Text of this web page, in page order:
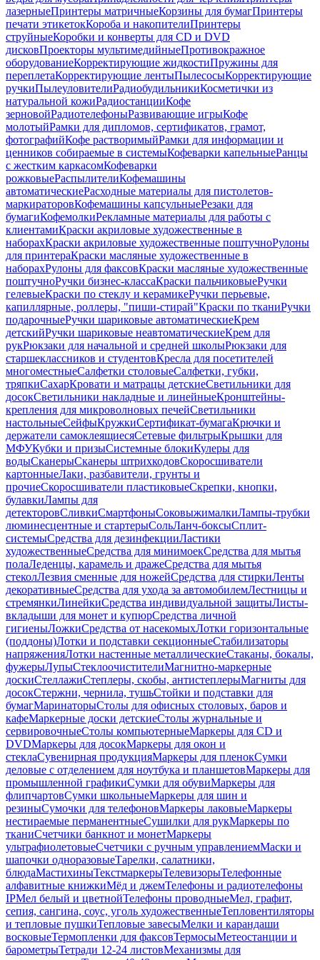
лазерныеПринтеры матричныеКорзины для бумагПринтеры
печати этикетокКороба и накопителиПринтеры
струйныеКоробки и конверты для CD и DVD
дисковПроекторы мультимедийныеПротивокражное
оборудованиеКорректирующие жидкостиПружины для
переплетаКорректирующие лентыПылесосыКорректирующие
ручкиПылеуловителиРадиобудильникиКосметички из
натуральной кожиРадиостанцииКофе
зерновойРадиотелефоныРазвивающие игрыКофе
молотыйРамки для дипломов, сертификатов, грамот,
фотографийКофе растворимыйРамки для информации и
ценников собираемые в системыКофеварки капельныеРанцы
с жестким каркасомКофеварки
рожковыеРаспылителиКофемашины
автоматическиеРасходные материалы для пистолетов-
маркираторовКофемашины капсульныеРезаки для
бумагиКофемолкиРекламные материалы для работы с
клиентамиКраски акриловые художественные в
наборахКраски акриловые художественные поштучноРулоны
для принтераКраски масляные художественные в
наборахРулоны для факсовКраски масляные художественные
поштучноРучки бизнес-классаКраски пальчиковыеРучки
гелевыеКраски по стеклу и керамикеРучки перьевые,
капиллярные, роллеры, "пиши-стирай"Краски по тканиРучки
подарочныеРучки шариковые автоматическиеКрем
детскийРучки шариковые неавтоматическиеКрем для
рукРюкзаки для начальной и средней школыРюкзаки для
старшеклассников и студентовКресла для посетителей
многоместныеСалфетки столовыеСалфетки, губки,
тряпкиСахарКровати и матрацы детскиеСветильники для
досокСветильники накладные и линейныеКронштейны-
крепления для микроволновых печейСветильники
настольныеСейфыКружкиСертификат-бумагаКрючки и
держатели самоклеящиесяСетевые фильтрыКрышки для
МФУКубки и призыСистемные блокиКулеры для
водыСканерыСканеры штрихкодовСкоросшиватели
картонныеЛаки, разбавители, грунты и
прочиеСкоросшиватели пластиковыеСкрепки, кнопки,
булавкиЛампы для
детекторовСливкиСмартфоныСоковыжималкиЛампы-трубки
люминесцентные и стартерыСольЛанч-боксыСплит-
системыСредства для дезинфекцииЛастики
художественныеСредства для минимоекСредства для мытья
полаЛеденцы, карамель и дражеСредства для мытья
стеколЛезвия сменные для ножейСредства для стиркиЛенты
декоративныеСредства для ухода за автомобилемЛестницы и
стремянкиЛинейкиСредства индивидуальной защитыЛисты-
вкладыши для монет и купюрСредства личной
гигиеныЛожкиСредства от насекомыхЛотки горизонтальные
(поддоны)Лотки и подставки секционныеСтабилизаторы
напряженияЛотки настенные металлическиеСтаканы, бокалы,
фужерыЛупыСтеклоочистителиМагнитно-маркерные
доскиСтеллажиСтеплеры, скобы, антистеплерыМагниты для
досокСтержни, чернила, тушьСтойки и подставки для
бумагМаринаторыСтолы для офисных столовых, баров и
кафеМаркерные доски детскиеСтолы журнальные и
сервировочныеСтолы компьютерныеМаркеры для CD и
DVDМаркеры для досокМаркеры для окон и
стеклаСувенирная продукцияМаркеры для пленокСумки
деловые с отделением для ноутбука и планшетовМаркеры для
промышленной графикиСумки для обувиМаркеры для
флипчартовСумки школьныеМаркеры для шин и
резиныСумочки для телефоновМаркеры лаковыеМаркеры
нестираемые перманентныеСушилки для рукМаркеры по
тканиСчетчики банкнот и монетМаркеры
ультрафиолетовыеСчетчики с ручным управлениемМаски и
шапочки одноразовыеТарелки, салатники,
блюдаМастихиныТекстмаркерыТелевизорыТелефонные
алфавитные книжкиМёд и джемТелефоны и радиотелефоны
IPМел белый и цветнойТелефоны проводныеМел, графит,
сепия, сангина, соус, уголь художественныеТепловентиляторы
и тепловые пушкиТепловые завесыМелки и карандаши
восковыеТермопленки для факсовТермосыМетеостанции и
барометрыТетради 12-24 листовМеханизмы для